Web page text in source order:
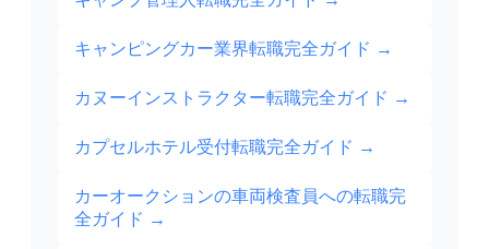
キャンピングカー業界転職完全ガイド →
カヌーインストラクター転職完全ガイド →
カプセルホテル受付転職完全ガイド →
カーオークションの車両検査員への転職完
全ガイド →